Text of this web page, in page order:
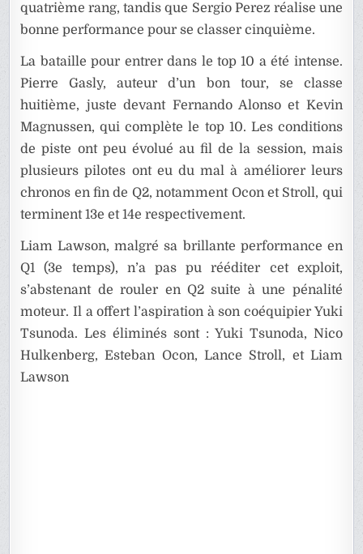
quatrième rang, tandis que Sergio Perez réalise une
bonne performance pour se classer cinquième.
La bataille pour entrer dans le top 10 a été intense.
Pierre Gasly, auteur d’un bon tour, se classe
huitième, juste devant Fernando Alonso et Kevin
Magnussen, qui complète le top 10. Les conditions
de piste ont peu évolué au fil de la session, mais
plusieurs pilotes ont eu du mal à améliorer leurs
chronos en fin de Q2, notamment Ocon et Stroll, qui
terminent 13e et 14e respectivement.
Liam Lawson, malgré sa brillante performance en
Q1 (3e temps), n’a pas pu rééditer cet exploit,
s’abstenant de rouler en Q2 suite à une pénalité
moteur. Il a offert l’aspiration à son coéquipier Yuki
Tsunoda. Les éliminés sont : Yuki Tsunoda, Nico
Hulkenberg, Esteban Ocon, Lance Stroll, et Liam
Lawson